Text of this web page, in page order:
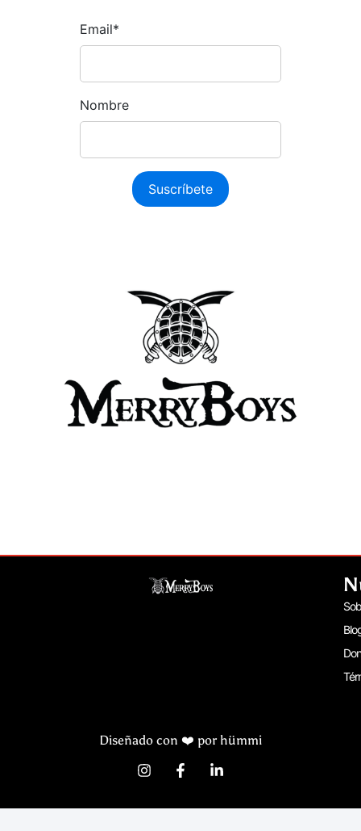
Email*
Nombre
Diseñado con ❤️ por hümmi